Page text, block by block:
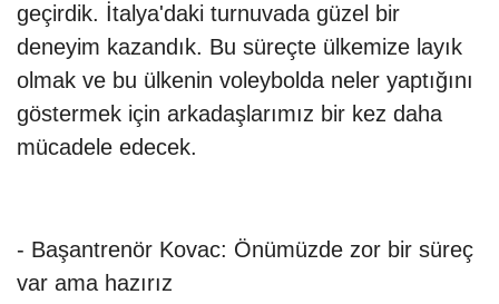
geçirdik. İtalya'daki turnuvada güzel bir
deneyim kazandık. Bu süreçte ülkemize layık
olmak ve bu ülkenin voleybolda neler yaptığını
göstermek için arkadaşlarımız bir kez daha
mücadele edecek.
- Başantrenör Kovac: Önümüzde zor bir süreç
var ama hazırız